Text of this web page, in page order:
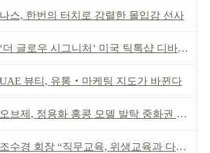
나스, 한번의 터치로 강렬한 몰입감 선사
‘더 글로우 시그니처’ 미국 틱톡샵 디바이스 부문 1위
UAE 뷰티, 유통‧마케팅 지도가 바뀐다
오브제, 정용화 홍콩 모델 발탁 중화권 공략 강화
조수경 회장 “직무교육, 위생교육과 다르다”